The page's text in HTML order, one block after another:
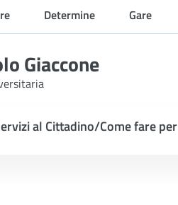
Determine Gare
Giaccone
al Cittadino/Come fare per